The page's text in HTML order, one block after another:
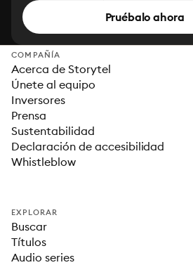
Pruébalo ahora
COMPAÑÍA
Acerca de Storytel
Únete al equipo
Inversores
Prensa
Sustentabilidad
Declaración de accesibilidad
Whistleblow
EXPLORAR
Buscar
Títulos
Audio series